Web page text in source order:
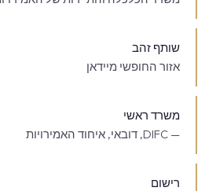
שותף זהב
אזור החופשי מיידאן
משרד ראשי
— DIFC, דובאי, איחוד האמירויות
רישום